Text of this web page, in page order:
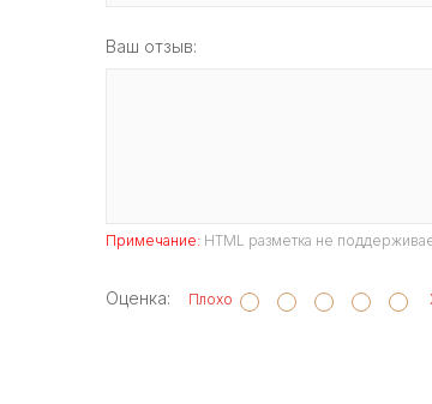
Ваш отзыв:
Примечание: HTML разметка не
Оценка: Плохо